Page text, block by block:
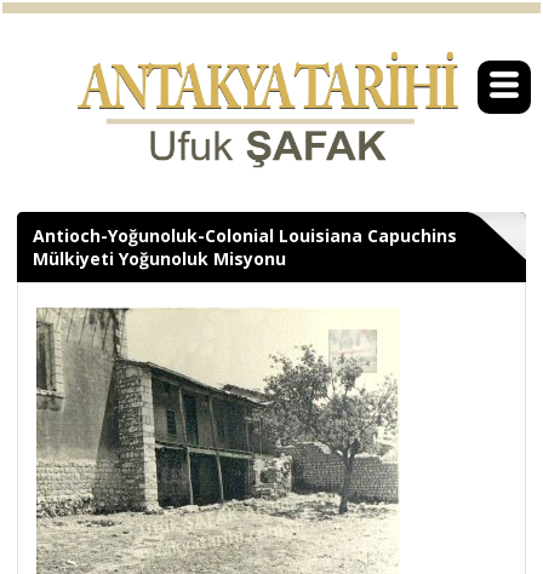
Antioch-Yoğunoluk-Colonial Louisiana Capuchins
Mülkiyeti Yoğunoluk Misyonu